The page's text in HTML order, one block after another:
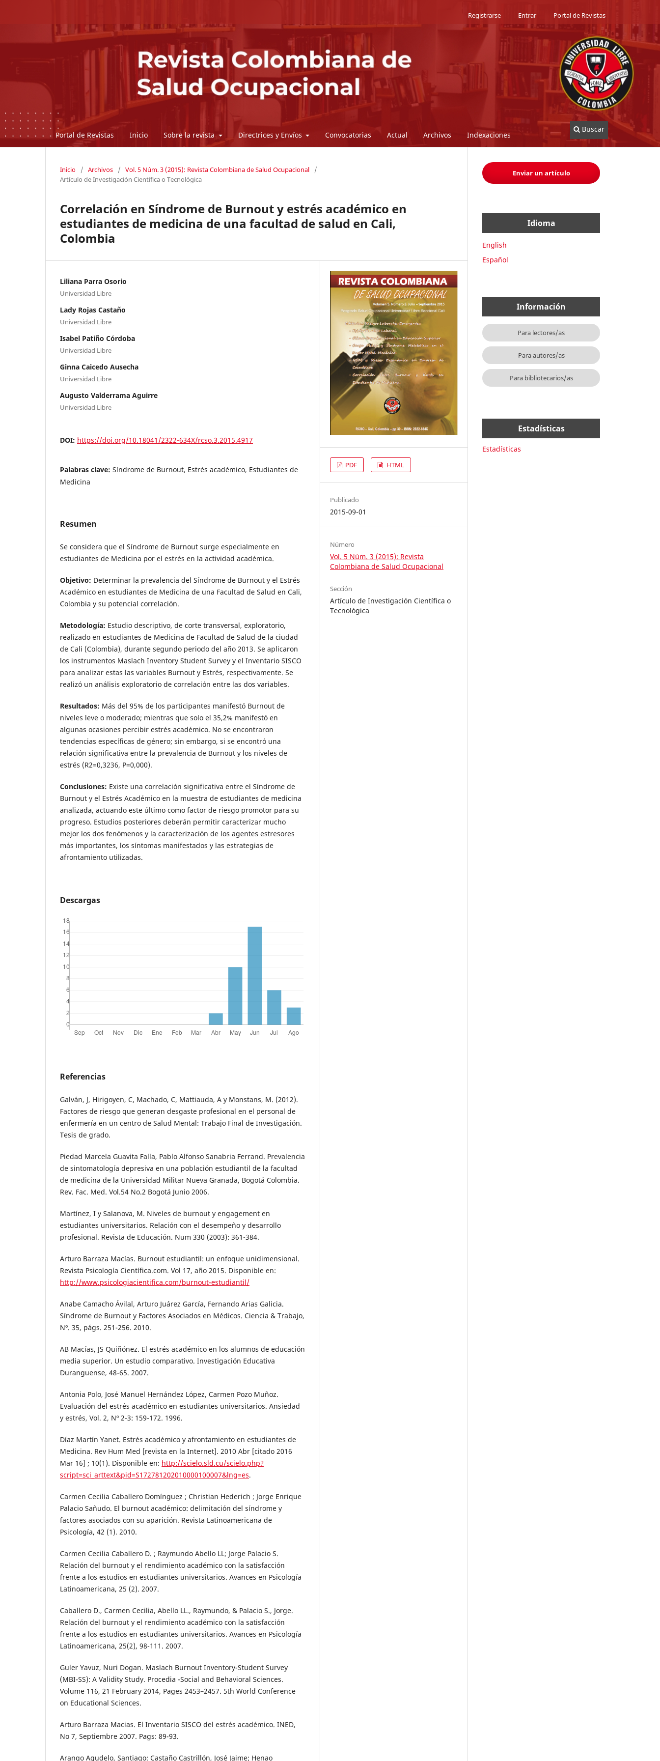
Portal de Revistas Inicio Sobre la revista Directrices y Envíos Convocatorias Actual Archivos Indexaciones
Buscar
Registrarse Entrar Portal de Revistas
Inicio / Archivos / Vol. 5 Núm. 3 (2015): Revista Colombiana de Salud Ocupacional
/
Artículo de Investigación Científica o Tecnológica
Correlación en Síndrome de Burnout y estrés académico en
estudiantes de medicina de una facultad de salud en Cali,
Colombia
Liliana Parra Osorio
Universidad Libre
Lady Rojas Castaño
Universidad Libre
Isabel Patiño Córdoba
Universidad Libre
Ginna Caicedo Ausecha
Universidad Libre
Augusto Valderrama Aguirre
Universidad Libre
DOI: https://doi.org/10.18041/2322-634X/rcso.3.2015.4917
Palabras clave: Síndrome de Burnout, Estrés académico, Estudiantes de
Medicina
Resumen
Se considera que el Síndrome de Burnout surge especialmente en
estudiantes de Medicina por el estrés en la actividad académica.
Objetivo: Determinar la prevalencia del Síndrome de Burnout y el Estrés
Académico en estudiantes de Medicina de una Facultad de Salud en Cali,
Colombia y su potencial correlación.
Metodología: Estudio descriptivo, de corte transversal, exploratorio,
realizado en estudiantes de Medicina de Facultad de Salud de la ciudad
de Cali (Colombia), durante segundo periodo del año 2013. Se aplicaron
los instrumentos Maslach Inventory Student Survey y el Inventario SISCO
para analizar estas las variables Burnout y Estrés, respectivamente. Se
realizó un análisis exploratorio de correlación entre las dos variables.
Resultados: Más del 95% de los participantes manifestó Burnout de
niveles leve o moderado; mientras que solo el 35,2% manifestó en
algunas ocasiones percibir estrés académico. No se encontraron
tendencias específicas de género; sin embargo, si se encontró una
relación significativa entre la prevalencia de Burnout y los niveles de
estrés (R2=0,3236, P=0,000).
Conclusiones: Existe una correlación significativa entre el Síndrome de
Burnout y el Estrés Académico en la muestra de estudiantes de medicina
analizada, actuando este último como factor de riesgo promotor para su
progreso. Estudios posteriores deberán permitir caracterizar mucho
mejor los dos fenómenos y la caracterización de los agentes estresores
más importantes, los síntomas manifestados y las estrategias de
afrontamiento utilizadas.
Descargas
Referencias
Galván, J, Hirigoyen, C, Machado, C, Mattiauda, A y Monstans, M. (2012).
Factores de riesgo que generan desgaste profesional en el personal de
enfermería en un centro de Salud Mental: Trabajo Final de Investigación.
Tesis de grado.
Piedad Marcela Guavita Falla, Pablo Alfonso Sanabria Ferrand. Prevalencia
de sintomatología depresiva en una población estudiantil de la facultad
de medicina de la Universidad Militar Nueva Granada, Bogotá Colombia.
Rev. Fac. Med. Vol.54 No.2 Bogotá Junio 2006.
Martínez, I y Salanova, M. Niveles de burnout y engagement en
estudiantes universitarios. Relación con el desempeño y desarrollo
profesional. Revista de Educación. Num 330 (2003): 361-384.
Arturo Barraza Macías. Burnout estudiantil: un enfoque unidimensional.
Revista Psicología Científica.com. Vol 17, año 2015. Disponible en:
http://www.psicologiacientifica.com/burnout-estudiantil/
Anabe Camacho Ávilal, Arturo Juárez García, Fernando Arias Galicia.
Síndrome de Burnout y Factores Asociados en Médicos. Ciencia & Trabajo,
Nº. 35, págs. 251-256. 2010.
AB Macías, JS Quiñónez. El estrés académico en los alumnos de educación
media superior. Un estudio comparativo. Investigación Educativa
Duranguense, 48-65. 2007.
Antonia Polo, José Manuel Hernández López, Carmen Pozo Muñoz.
Evaluación del estrés académico en estudiantes universitarios. Ansiedad
y estrés, Vol. 2, Nº 2-3: 159-172. 1996.
Díaz Martín Yanet. Estrés académico y afrontamiento en estudiantes de
Medicina. Rev Hum Med [revista en la Internet]. 2010 Abr [citado 2016
Mar 16] ; 10(1). Disponible en: http://scielo.sld.cu/scielo.php?
script=sci_arttext&pid=S172781202010000100007&lng=es.
Carmen Cecilia Caballero Domínguez ; Christian Hederich ; Jorge Enrique
Palacio Sañudo. El burnout académico: delimitación del síndrome y
factores asociados con su aparición. Revista Latinoamericana de
Psicología, 42 (1). 2010.
Carmen Cecilia Caballero D. ; Raymundo Abello LL; Jorge Palacio S.
Relación del burnout y el rendimiento académico con la satisfacción
frente a los estudios en estudiantes universitarios. Avances en Psicología
Latinoamericana, 25 (2). 2007.
Caballero D., Carmen Cecilia, Abello LL., Raymundo, & Palacio S., Jorge.
Relación del burnout y el rendimiento académico con la satisfacción
frente a los estudios en estudiantes universitarios. Avances en Psicología
Latinoamericana, 25(2), 98-111. 2007.
Guler Yavuz, Nuri Dogan. Maslach Burnout Inventory-Student Survey
(MBI-SS): A Validity Study. Procedia -Social and Behavioral Sciences.
Volume 116, 21 February 2014, Pages 2453–2457. 5th World Conference
on Educational Sciences.
Arturo Barraza Macias. El Inventario SISCO del estrés académico. INED,
No 7, Septiembre 2007. Pags: 89-93.
Arango Agudelo, Santiago; Castaño Castrillón, José Jaime; Henao
PDF HTML
Publicado
2015-09-01
Número
Vol. 5 Núm. 3 (2015): Revista
Colombiana de Salud Ocupacional
Sección
Artículo de Investigación Científica o
Tecnológica
Enviar un artículo
Idioma
English
Español
Información
Para lectores/as
Para autores/as
Para bibliotecarios/as
Estadísticas
Estadísticas